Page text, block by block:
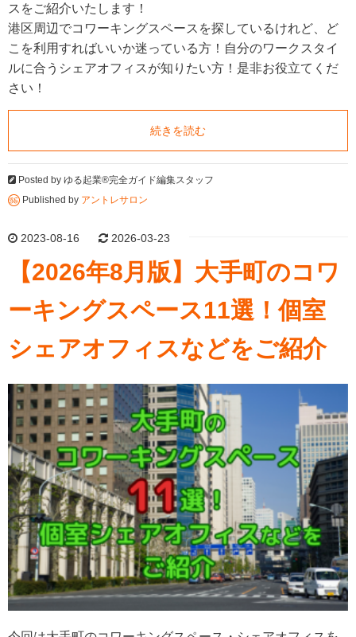
スをご紹介いたします！
港区周辺でコワーキングスペースを探しているけれど、ど
こを利用すればいいか迷っている方！自分のワークスタイ
ルに合うシェアオフィスが知りたい方！是非お役立てくだ
さい！
続きを読む
Posted by ゆる起業®完全ガイド編集スタッフ
Published by アントレサロン
2023-08-16 2026-03-23
【2026年8月版】大手町のコワ
ーキングスペース11選！個室
シェアオフィスなどをご紹介